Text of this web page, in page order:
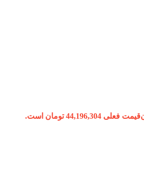
قیمت فعلی 44,196,304 تومان است.